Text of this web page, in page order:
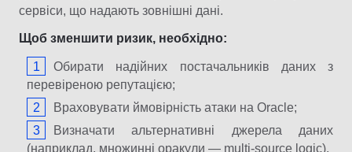
сервіси, що надають зовнішні дані.
Щоб зменшити ризик, необхідно:
Обирати надійних постачальників даних з
перевіреною репутацією;
Враховувати ймовірність атаки на Oracle;
Визначати альтернативні джерела даних
(наприклад, множинні оракули — multi-source logic).